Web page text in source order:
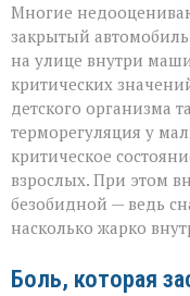
Многие
закрытый
на улице внутри
критических
детского организма
терморегуляция у
критическое
взрослых. При этом
безобидной — ведь
насколько жарко
Боль, которая